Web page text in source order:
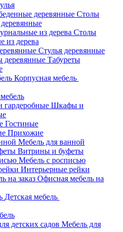
Столы
Столы
из дерева
Стулья деревянные
Табуреты
Корпусная мебель
Шкафы и
Гостиные
Прихожие
Мебель для ванной
Витрины и буфеты
Мебель с росписью
Интерьерные рейки
Офисная мебель на
Детская мебель
Мебель для